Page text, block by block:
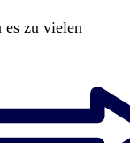
es zu vielen